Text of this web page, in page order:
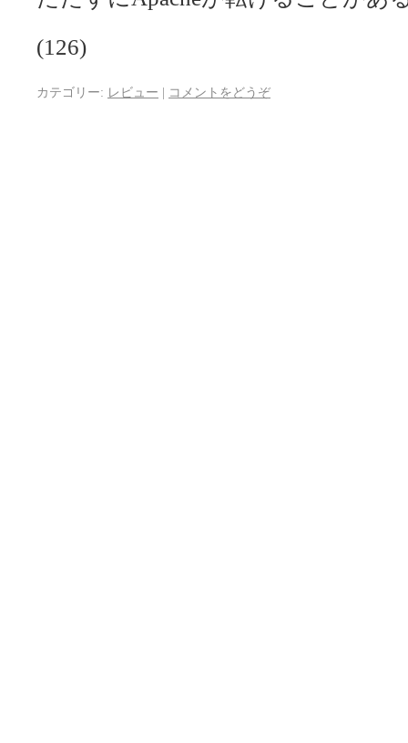
(126)
カテゴリー: レビュー | コメントをどうぞ